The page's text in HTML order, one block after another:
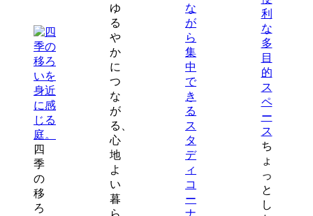
ゆ
る
や
か
に
つ
な
が
る、
心
地
よ
い
暮
ら
ち
ょ
っ
と
し
四
季
の
移
ろ